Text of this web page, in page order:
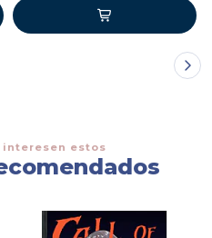
interesen estos